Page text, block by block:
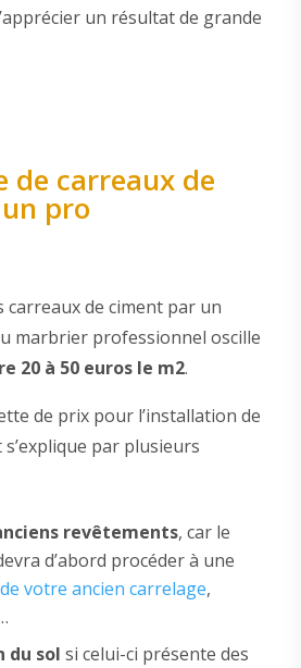
un résultat de grande
de carreaux de
pro
carreaux de ciment par un
marbrier professionnel oscille
20 à 50 euros le m2.
de prix pour l’installation de
par plusieurs
revêtements, car le
d’abord procéder à une
votre ancien carrelage,
du sol si celui-ci présente des